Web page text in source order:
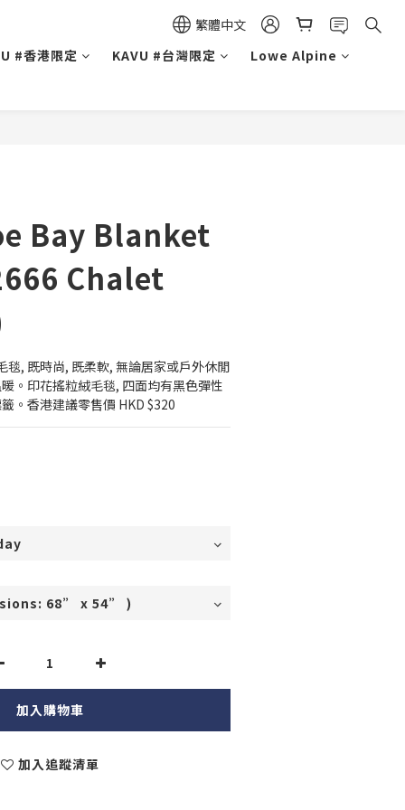
繁體中文
#香港限定
KAVU #台灣限定 Lowe Alpine
Bay Blanket
Chalet
毯, 既時尚, 既柔軟, 無論居家或戶外休閒
。印花搖粒絨毛毯, 四面均有黑色彈性
。香港建議零售價 HKD $320
加入購物車
加入追蹤清單